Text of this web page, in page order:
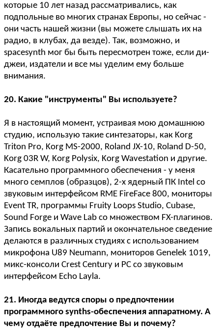
которые 10 лет назад рассматривались, как
подпольные во многих странах Европы, но сейчас -
они часть нашей жизни (вы можете слышать их на
радио, в клубах, да везде). Так, возможно, и
spacesynth мог бы быть пересмотрен тоже, если ди-
джеи, издатели и все мы уделим ему больше
внимания.
20. Какие "инструменты" Вы используете?
Я в настоящий момент, устраивая мою домашнюю
студию, использую такие синтезаторы, как Korg
Triton Pro, Korg MS-2000, Roland JX-10, Roland D-50,
Korg 03R W, Korg Polysix, Korg Wavestation и другие.
Касательно программного обеспечения - у меня
много семплов (образцов), 2-х ядерный ПК Intel со
звуковым интерфейсом RME FireFace 800, мониторы
Event TR, программы Fruity Loops Studio, Cubase,
Sound Forge и Wave Lab со множеством FX-плагинов.
Запись вокальных партий и окончательное сведение
делаются в различных студиях с использованием
микрофона U89 Neumann, мониторов Genelek 1019,
микс-консоли Crest Century и PC со звуковым
интерфейсом Echo Layla.
21. Иногда ведутся споры о предпочтении
программного synths-обеспечения аппаратному. А
чему отдаёте предпочтение Вы и почему?